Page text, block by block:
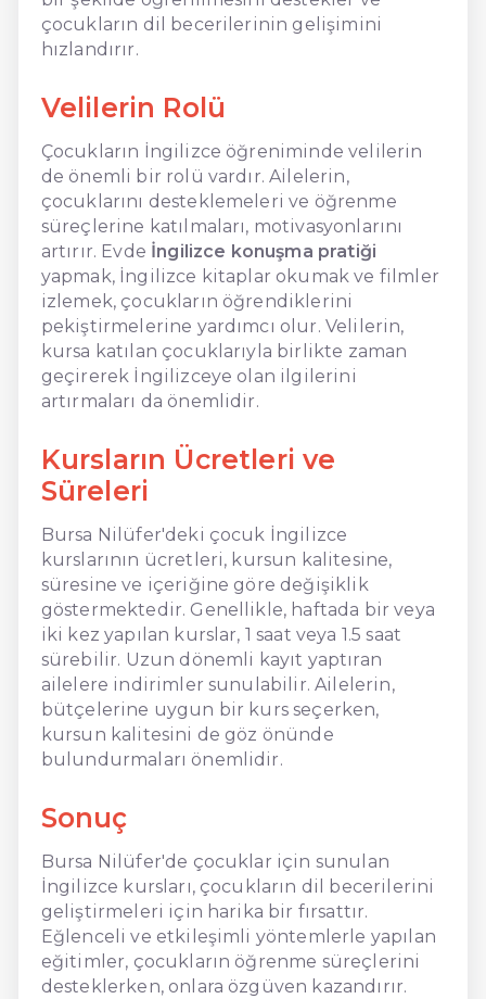
çocukların dil becerilerinin gelişimini
hızlandırır.
Velilerin Rolü
Çocukların İngilizce öğreniminde velilerin
de önemli bir rolü vardır. Ailelerin,
çocuklarını desteklemeleri ve öğrenme
süreçlerine katılmaları, motivasyonlarını
artırır. Evde İngilizce konuşma pratiği
yapmak, İngilizce kitaplar okumak ve filmler
izlemek, çocukların öğrendiklerini
pekiştirmelerine yardımcı olur. Velilerin,
kursa katılan çocuklarıyla birlikte zaman
geçirerek İngilizceye olan ilgilerini
artırmaları da önemlidir.
Kursların Ücretleri ve
Süreleri
Bursa Nilüfer'deki çocuk İngilizce
kurslarının ücretleri, kursun kalitesine,
süresine ve içeriğine göre değişiklik
göstermektedir. Genellikle, haftada bir veya
iki kez yapılan kurslar, 1 saat veya 1.5 saat
sürebilir. Uzun dönemli kayıt yaptıran
ailelere indirimler sunulabilir. Ailelerin,
bütçelerine uygun bir kurs seçerken,
kursun kalitesini de göz önünde
bulundurmaları önemlidir.
Sonuç
Bursa Nilüfer'de çocuklar için sunulan
İngilizce kursları, çocukların dil becerilerini
geliştirmeleri için harika bir fırsattır.
Eğlenceli ve etkileşimli yöntemlerle yapılan
eğitimler, çocukların öğrenme süreçlerini
desteklerken, onlara özgüven kazandırır.